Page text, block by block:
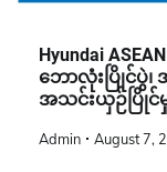
Hyundai
ဘောလုံးပြိုင်ပွဲ၊
အသင်းယှဉ်ပြို
Admin August 7,